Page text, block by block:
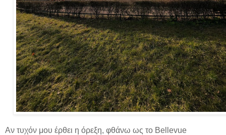
Αν τυχόν μου έρθει η όρεξη, φθάνω ως το Bellevue